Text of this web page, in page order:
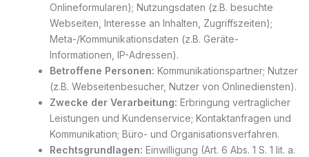
Onlineformularen); Nutzungsdaten (z.B. besuchte
Webseiten, Interesse an Inhalten, Zugriffszeiten);
Meta-/Kommunikationsdaten (z.B. Geräte-
Informationen, IP-Adressen).
Betroffene Personen: Kommunikationspartner; Nutzer
(z.B. Webseitenbesucher, Nutzer von Onlinediensten).
Zwecke der Verarbeitung: Erbringung vertraglicher
Leistungen und Kundenservice; Kontaktanfragen und
Kommunikation; Büro- und Organisationsverfahren.
Rechtsgrundlagen: Einwilligung (Art. 6 Abs. 1 S. 1 lit. a.